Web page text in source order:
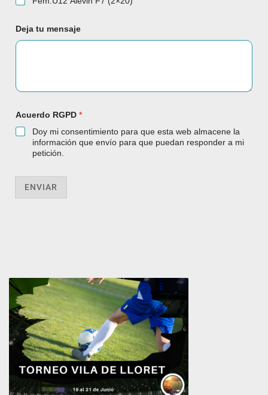
Deja tu mensaje
Acuerdo RGPD *
Doy mi consentimiento para que esta web almacene la
información que envío para que puedan responder a mi
petición.
ENVIAR